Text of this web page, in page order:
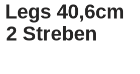
40,6cm
Streben